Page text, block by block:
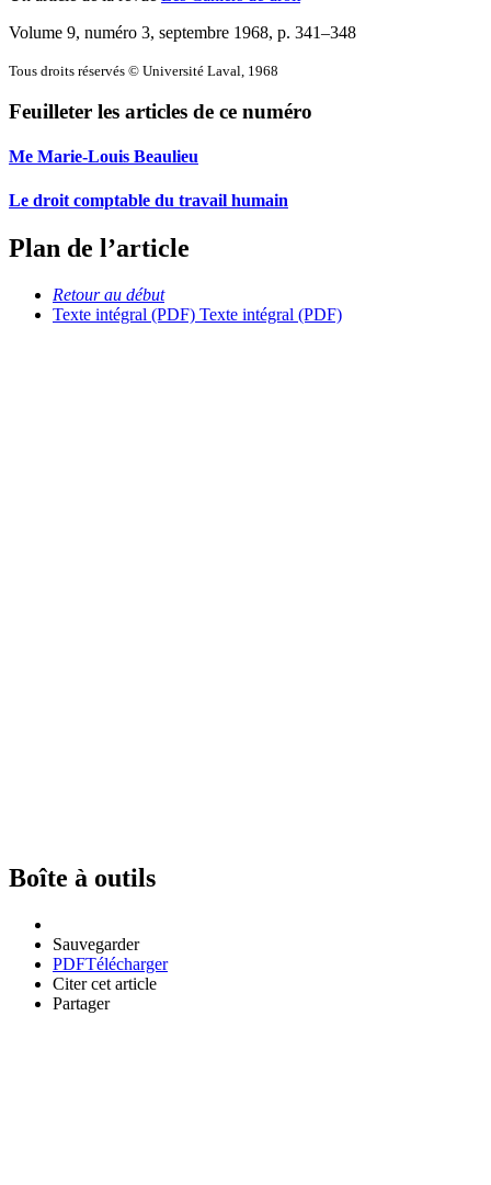
Volume 9, numéro 3, septembre 1968, p. 341–348
Tous droits réservés © Université Laval, 1968
Feuilleter les articles de ce numéro
Me Marie-Louis Beaulieu
Le droit comptable du travail humain
Plan de l’article
Retour au début
Texte intégral (PDF) Texte intégral (PDF)
Boîte à outils
Sauvegarder
PDFTélécharger
Citer cet article
Partager